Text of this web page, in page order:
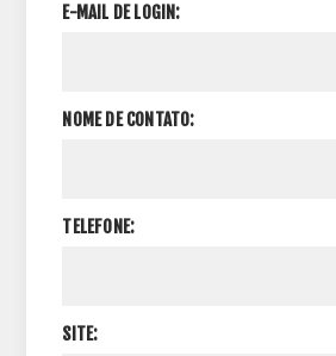
E-MAIL DE LOGIN:
NOME DE CONTATO:
TELEFONE:
SITE: